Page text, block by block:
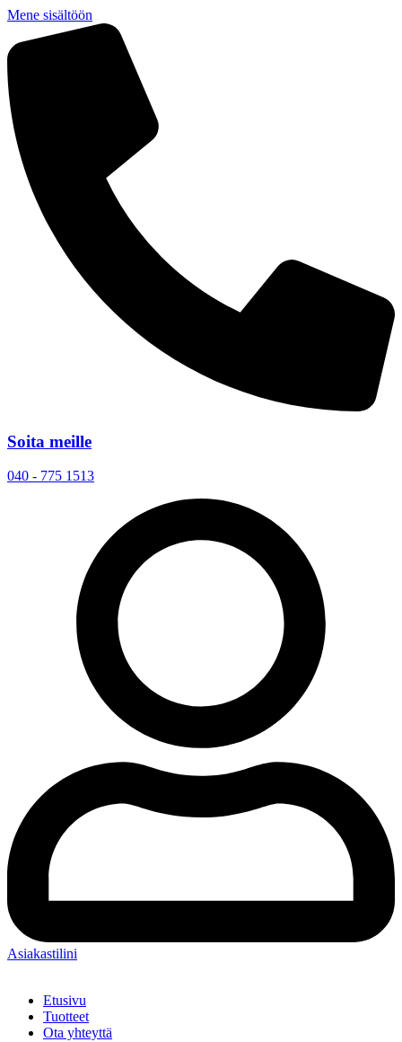
Mene sisältöön
Soita meille
040 - 775 1513
Asiakastilini
Etusivu
Tuotteet
Ota yhteyttä